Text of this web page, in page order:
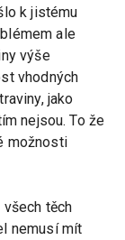
k jistému
ale
výše
vhodných
jako
nejsou. To že
možnosti
těch
nemusí mít